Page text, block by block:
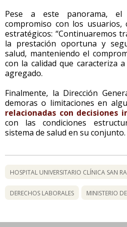
Pese a este panorama,
compromiso con los usuarios,
estratégicos: “Continuaremos
la prestación oportuna y
salud, manteniendo el
con la calidad que caracteriza
agregado.
Finalmente, la Dirección
demoras o limitaciones en
relacionadas con decisiones
con las condiciones
sistema de salud en su conjunto.
HOSPITAL UNIVERSITARIO CLÍNICA SAN
DERECHOS LABORALES MINISTERIO